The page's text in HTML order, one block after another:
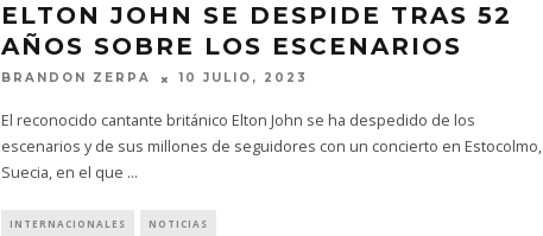
ELTON JOHN SE DESPIDE TRAS 52
AÑOS SOBRE LOS ESCENARIOS
BRANDON ZERPA 10 JULIO, 2023
El reconocido cantante británico Elton John se ha despedido de los
escenarios y de sus millones de seguidores con un concierto en Estocolmo,
Suecia, en el que ...
INTERNACIONALES NOTICIAS